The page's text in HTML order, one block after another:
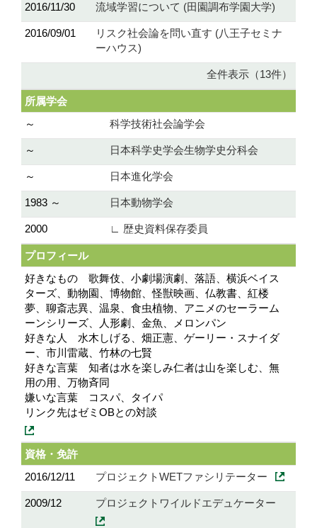
2016/11/30 流域学習について (田園調布学園大学)
2016/09/01
リスク社会論を問い直す (八王子セミナ
ーハウス)
全件表示（13件）
所属学会
～
科学技術社会論学会
～ 日本科学史学会生物学史分科会
～ 日本進化学会
1983 ～ 日本動物学会
2000 ∟ 歴史資料保存委員
プロフィール
好きなもの 歌舞伎、小劇場演劇、落語、横浜ベイス
ターズ、動物園、博物館、怪獣映画、仏教書、紅楼
夢、聊斎志異、温泉、食虫植物、アニメのセーラーム
ーンシリーズ、人形劇、金魚、メロンパン
好きな人 水木しげる、畑正憲、ゲーリー・スナイダ
ー、市川雷蔵、竹林の七賢
好きな言葉 知者は水を楽しみ仁者は山を楽しむ、無
用の用、万物斉同
嫌いな言葉 コスパ、タイパ
リンク先はゼミOBとの対談
資格・免許
2016/12/11
プロジェクトWETファシリテーター
2009/12 プロジェクトワイルドエデュケーター